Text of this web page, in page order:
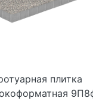
плитка
9П8ф